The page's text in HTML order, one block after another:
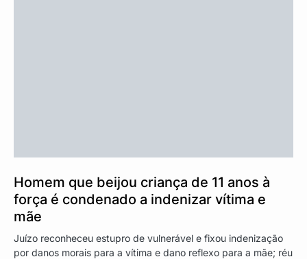
Homem que beijou criança de 11 anos à
força é condenado a indenizar vítima e
mãe
Juízo reconheceu estupro de vulnerável e fixou indenização
por danos morais para a vítima e dano reflexo para a mãe; réu